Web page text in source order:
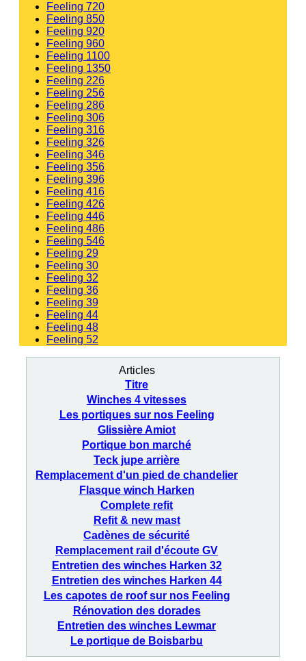
Feeling 720
Feeling 850
Feeling 920
Feeling 960
Feeling 1100
Feeling 1350
Feeling 226
Feeling 256
Feeling 286
Feeling 306
Feeling 316
Feeling 326
Feeling 346
Feeling 356
Feeling 396
Feeling 416
Feeling 426
Feeling 446
Feeling 486
Feeling 546
Feeling 29
Feeling 30
Feeling 32
Feeling 36
Feeling 39
Feeling 44
Feeling 48
Feeling 52
Articles
Titre
Winches 4 vitesses
Les portiques sur nos Feeling
Glissière Amiot
Portique bon marché
Teck jupe arrière
Remplacement d'un pied de chandelier
Flasque winch Harken
Complete refit
Refit & new mast
Cadènes de sécurité
Remplacement rail d'écoute GV
Entretien des winches Harken 32
Entretien des winches Harken 44
Les capotes de roof sur nos Feeling
Rénovation des dorades
Entretien des winches Lewmar
Le portique de Boisbarbu